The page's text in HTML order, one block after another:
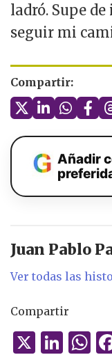
ladró. Supe
seguir mi
Compartir:
Añadir
Juan Pablo
Ver todas las
Compartir
X Li W